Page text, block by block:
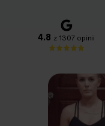
4.8 z 1307 opinii